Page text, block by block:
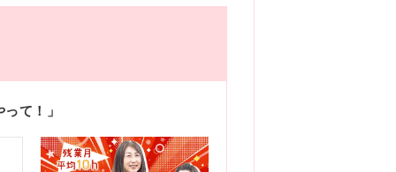
て！」